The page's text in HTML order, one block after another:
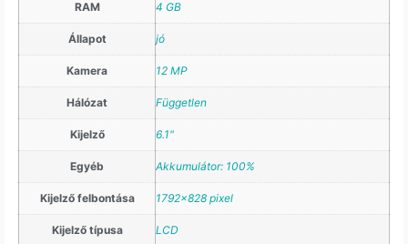
RAM 4 GB
Állapot jó
Kamera 12 MP
Hálózat Független
Kijelző 6.1"
Egyéb Akkumulátor: 100%
Kijelző felbontása 1792×828 pixel
Kijelző típusa LCD